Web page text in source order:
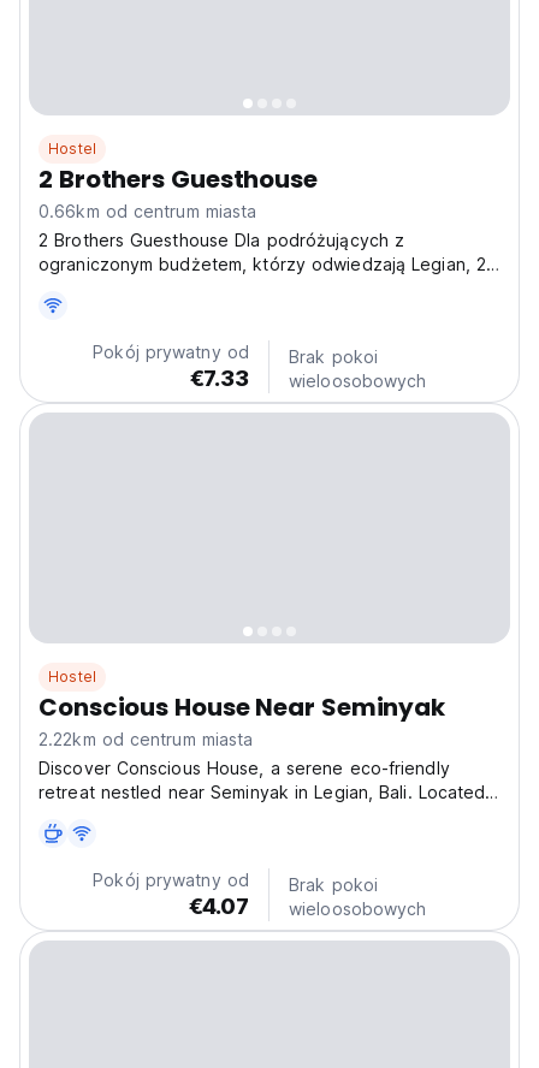
Hostel
2 Brothers Guesthouse
0.66km od centrum miasta
2 Brothers Guesthouse Dla podróżujących z
ograniczonym budżetem, którzy odwiedzają Legian, 2
odpoczynek i regenerację. Pokoje oferują lodówkę,
Wi-Fi, Smart TV, sejf i klimatyzację dla Twojej wygody.
Basen jest wspaniały....
Pokój prywatny od
€7.33
Brak pokoi
wieloosobowych
Hostel
Conscious House Near Seminyak
2.22km od centrum miasta
Discover Conscious House, a serene eco-friendly
retreat nestled near Seminyak in Legian, Bali. Located
blends mindful living with modern comfort, offering a
tranquil escape just minutes from Seminyak’s vibrant...
Pokój prywatny od
€4.07
Brak pokoi
wieloosobowych